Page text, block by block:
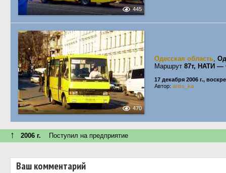
445
470
Одесская область,
Маршрут 87т, НАТИ —
17 декабря 2006 г.,
Автор: ariss_ka
↑ 2006 г. Поступил на предприятие
Ваш комментарий